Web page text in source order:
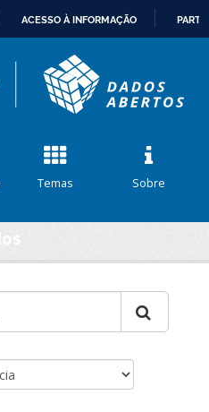
CONTEÚDO
ACESSO À INFORMAÇÃO
Temas Sobre